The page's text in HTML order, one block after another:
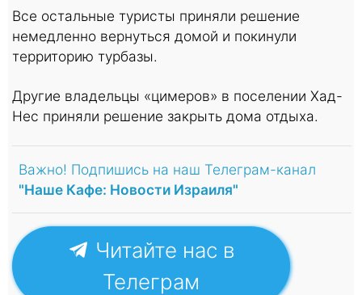
Все остальные туристы приняли решение
немедленно вернуться домой и покинули
территорию турбазы.
Другие владельцы «цимеров» в поселении Хад-
Нес приняли решение закрыть дома отдыха.
Важно! Подпишись на наш Телеграм-канал
"Наше Кафе: Новости Израиля"
Читайте нас в
Телеграм